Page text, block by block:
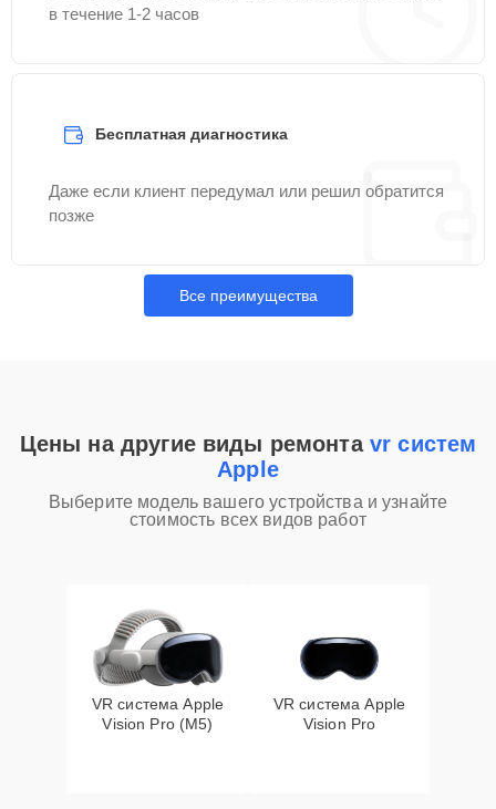
в течение 1-2 часов
Бесплатная диагностика
Даже если клиент передумал или решил обратится
позже
Все преимущества
Цены на другие виды ремонта vr систем
Apple
Выберите модель вашего устройства и узнайте
стоимость всех видов работ
VR система Apple
Vision Pro (M5)
VR система Apple
Vision Pro